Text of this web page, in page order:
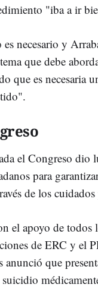
"iba a ir
necesario y
que debe
que es necesaria
el Congreso
para
de los
el apoyo de todos
de ERC y el
que